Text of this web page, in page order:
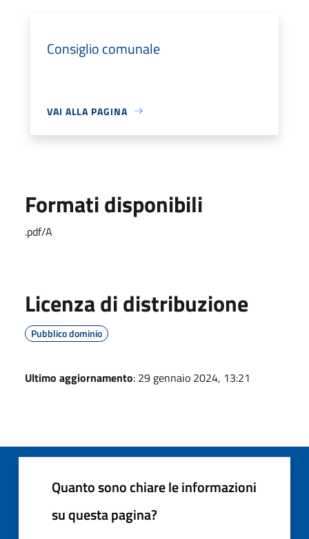
Consiglio comunale
VAI ALLA PAGINA
Formati disponibili
.pdf/A
Licenza di distribuzione
Pubblico dominio
Ultimo aggiornamento: 29 gennaio 2024, 13:21
Quanto sono chiare le informazioni
su questa pagina?